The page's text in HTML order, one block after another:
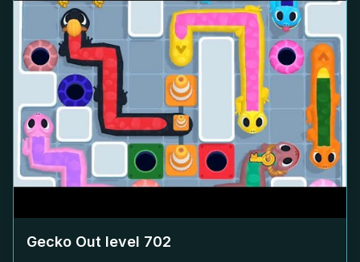
Gecko Out level 702